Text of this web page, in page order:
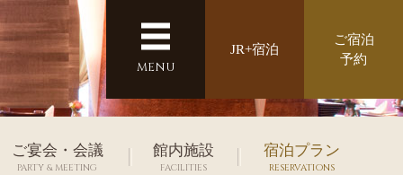
ご宴会・会議
PARTY & MEETING
館内施設
FACILITIES
宿泊プラン
RESERVATIONS
MENU
JR+宿泊
ご宿泊
予約